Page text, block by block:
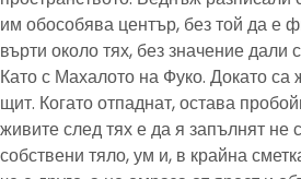
им обособява център, без той да е
върти около тях, без значение дали
Като с Махалото на Фуко. Докато са
щит. Когато отпаднат, остава
живите след тях е да я запълнят не
собствени тяло, ум и, в крайна